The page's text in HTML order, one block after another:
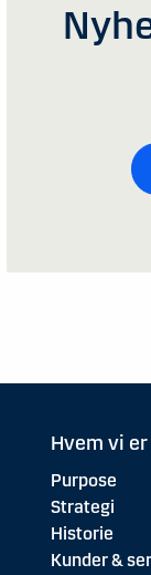
Hvem vi er
Purpose
Strategi
Historie
Kunder &